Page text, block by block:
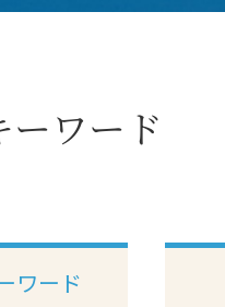
ーワード
ワード